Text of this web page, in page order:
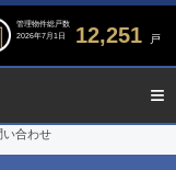
管理物件総戸数
2026年7月1日
12,251 戸
い合わせ